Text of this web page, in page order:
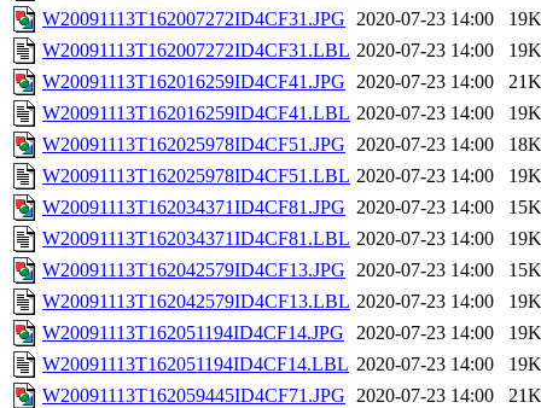
W20091113T162007272ID4CF31.JPG 2020-07-23 14:00
19K
W20091113T162007272ID4CF31.LBL 2020-07-23 14:00
19K
W20091113T162016259ID4CF41.JPG 2020-07-23 14:00
21K
W20091113T162016259ID4CF41.LBL 2020-07-23 14:00
19K
W20091113T162025978ID4CF51.JPG 2020-07-23 14:00
18K
W20091113T162025978ID4CF51.LBL 2020-07-23 14:00
19K
W20091113T162034371ID4CF81.JPG 2020-07-23 14:00
15K
W20091113T162034371ID4CF81.LBL 2020-07-23 14:00
19K
W20091113T162042579ID4CF13.JPG 2020-07-23 14:00
15K
W20091113T162042579ID4CF13.LBL 2020-07-23 14:00
19K
W20091113T162051194ID4CF14.JPG
2020-07-23 14:00
19K
W20091113T162051194ID4CF14.LBL 2020-07-23 14:00
19K
W20091113T162059445ID4CF71.JPG 2020-07-23 14:00
21K